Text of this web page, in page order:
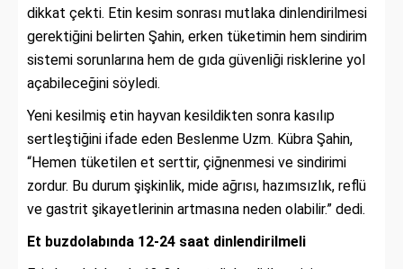
dikkat çekti. Etin kesim sonrası mutlaka dinlendirilmesi
gerektiğini belirten Şahin, erken tüketimin hem sindirim
sistemi sorunlarına hem de gıda güvenliği risklerine yol
açabileceğini söyledi.
Yeni kesilmiş etin hayvan kesildikten sonra kasılıp
sertleştiğini ifade eden Beslenme Uzm. Kübra Şahin,
“Hemen tüketilen et serttir, çiğnenmesi ve sindirimi
zordur. Bu durum şişkinlik, mide ağrısı, hazımsızlık, reflü
ve gastrit şikayetlerinin artmasına neden olabilir.” dedi.
Et buzdolabında 12-24 saat dinlendirilmeli